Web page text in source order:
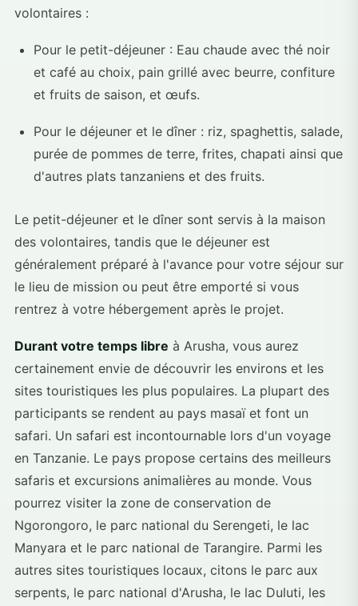
volontaires :
Pour le petit-déjeuner : Eau chaude avec thé noir
et café au choix, pain grillé avec beurre, confiture
et fruits de saison, et œufs.
Pour le déjeuner et le dîner : riz, spaghettis, salade,
purée de pommes de terre, frites, chapati ainsi que
d'autres plats tanzaniens et des fruits.
Le petit-déjeuner et le dîner sont servis à la maison
des volontaires, tandis que le déjeuner est
généralement préparé à l'avance pour votre séjour sur
le lieu de mission ou peut être emporté si vous
rentrez à votre hébergement après le projet.
Durant votre temps libre à Arusha, vous aurez
certainement envie de découvrir les environs et les
sites touristiques les plus populaires. La plupart des
participants se rendent au pays masaï et font un
safari. Un safari est incontournable lors d'un voyage
en Tanzanie. Le pays propose certains des meilleurs
safaris et excursions animalières au monde. Vous
pourrez visiter la zone de conservation de
Ngorongoro, le parc national du Serengeti, le lac
Manyara et le parc national de Tarangire. Parmi les
autres sites touristiques locaux, citons le parc aux
serpents, le parc national d'Arusha, le lac Duluti, les